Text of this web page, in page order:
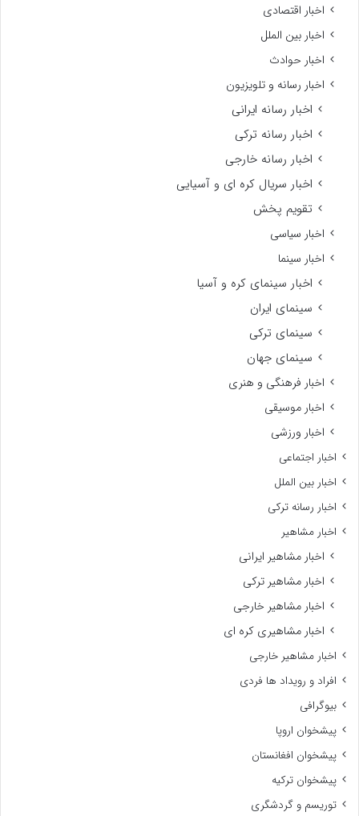
اخبار اقتصادی
اخبار بین الملل
اخبار حوادث
اخبار رسانه و تلویزیون
اخبار رسانه ایرانی
اخبار رسانه ترکی
اخبار رسانه خارجی
اخبار سریال کره ای و آسیایی
تقویم پخش
اخبار سیاسی
اخبار سینما
اخبار سینمای کره و آسیا
سینمای ایران
سینمای ترکی
سینمای جهان
اخبار فرهنگی و هنری
اخبار موسیقی
اخبار ورزشی
اخبار اجتماعی
اخبار بین الملل
اخبار رسانه ترکی
اخبار مشاهیر
اخبار مشاهیر ایرانی
اخبار مشاهیر ترکی
اخبار مشاهیر خارجی
اخبار مشاهیری کره ای
اخبار مشاهیر خارجی
افراد و رویداد ها فردی
بیوگرافی
پیشخوان اروپا
پیشخوان افغانستان
پیشخوان ترکیه
توریسم و گردشگری